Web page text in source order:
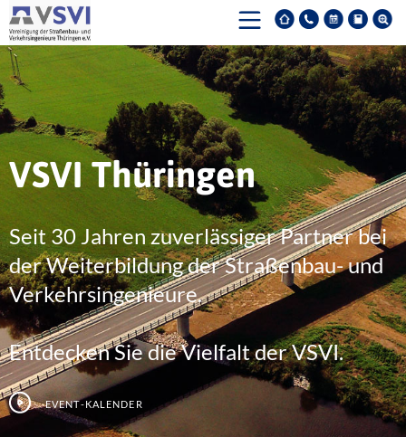
VSVI Thüringen
Seit 30 Jahren zuverlässiger Partner bei
der Weiterbildung der Straßenbau- und
Verkehrsingenieure.
Entdecken Sie die Vielfalt der VSVI.
Event-Kalender